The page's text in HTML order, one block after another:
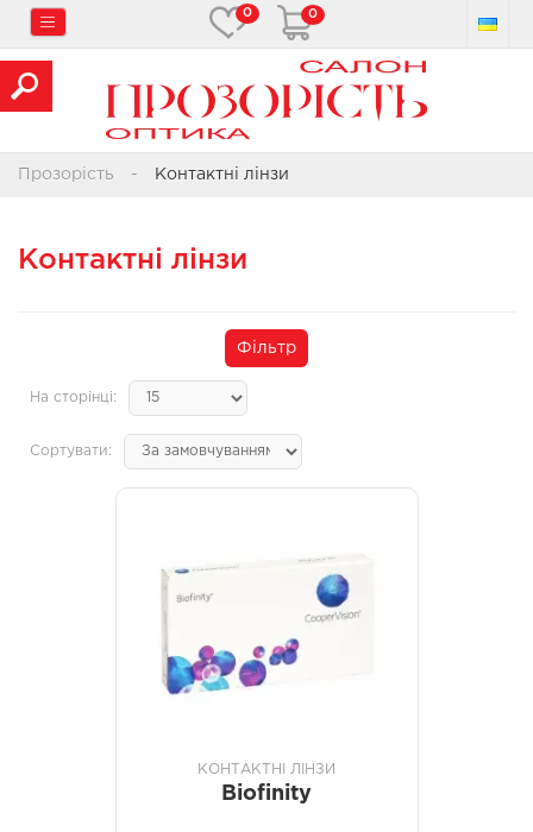
0 0
Прозорість Контактні лінзи
Контактні лінзи
Фільтр
На сторінці:
Сортувати:
КОНТАКТНІ ЛІНЗИ
Biofinity